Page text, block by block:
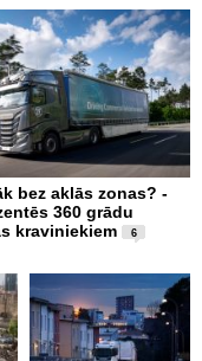
bez aklās zonas? -
360 grādu
kraviniekiem
6